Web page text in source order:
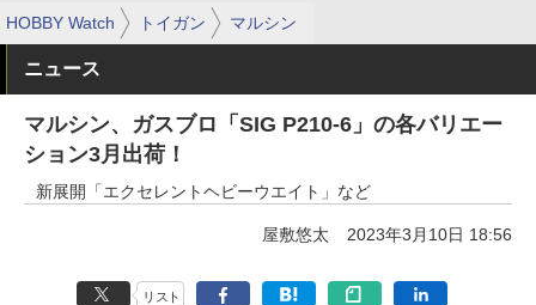
HOBBY Watch トイガン マルシン
ニュース
マルシン、ガスブロ「SIG P210-6」の各バリエー
ション3月出荷！
新展開「エクセレントヘビーウエイト」など
屋敷悠太 2023年3月10日 18:56
リスト